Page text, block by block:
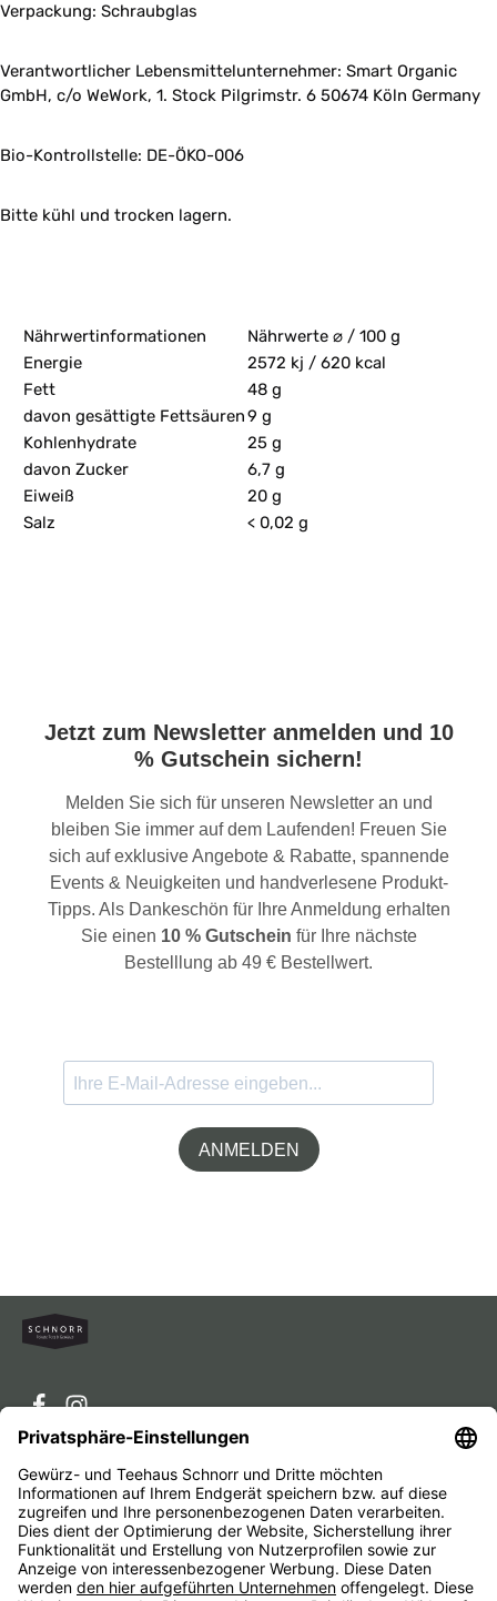
Verpackung: Schraubglas
Verantwortlicher Lebensmittelunternehmer: Smart Organic
GmbH, c/o WeWork, 1. Stock Pilgrimstr. 6 50674 Köln Germany
Bio-Kontrollstelle: DE-ÖKO-006
Bitte kühl und trocken lagern.
Nährwertinformationen
Nährwerte ⌀ / 100 g
Energie
2572 kj / 620 kcal
Fett
48 g
davon gesättigte Fettsäuren9 g
Kohlenhydrate
25 g
davon Zucker
6,7 g
Eiweiß
20 g
Salz
< 0,02 g
Jetzt zum Newsletter anmelden und 10
% Gutschein sichern!
Melden Sie sich für unseren Newsletter an und
bleiben Sie immer auf dem Laufenden! Freuen Sie
sich auf exklusive Angebote & Rabatte, spannende
Events & Neuigkeiten und handverlesene Produkt-
Tipps. Als Dankeschön für Ihre Anmeldung erhalten
Sie einen 10 % Gutschein für Ihre nächste
Bestelllung ab 49 € Bestellwert.
ANMELDEN
Service-Hotline
Service
Unternehmen